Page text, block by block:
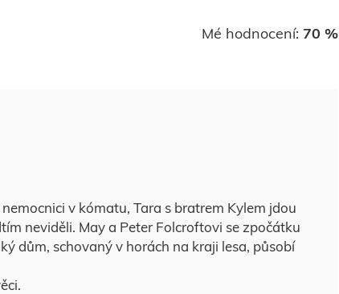
Mé hodnocení: 70 %
v kómatu, Tara s bratrem Kylem jdou
neviděli. May a Peter Folcroftovi se zpočátku
dům, schovaný v horách na kraji lesa, působí